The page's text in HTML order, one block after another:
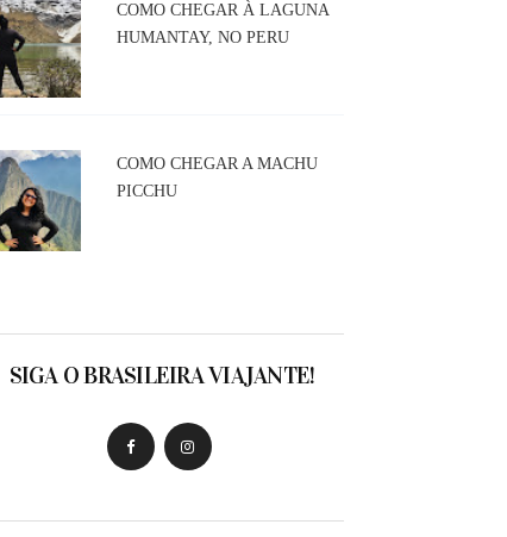
COMO CHEGAR À LAGUNA
HUMANTAY, NO PERU
COMO CHEGAR A MACHU
PICCHU
SIGA O BRASILEIRA VIAJANTE!